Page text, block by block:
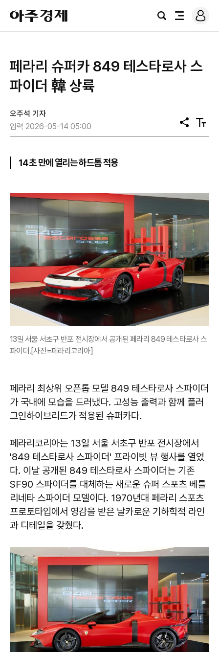
아
주
경
검
전
로
그
페라리 슈퍼카 849 테스타로사 스
파이더 韓 상륙
오주석 기자
입력 2026-05-14 05:00
공
유
텍
스
14초 만에 열리는 하드톱 적용
13일 서울 서초구 반포 전시장에서 공개된 페라리 849 테스타로사 스
파이더.[사진=페라리코리아]
페라리 최상위 오픈톱 모델 849 테스타로사 스파이더
가 국내에 모습을 드러냈다. 고성능 출력과 함께 플러
그인하이브리드가 적용된 슈퍼카다.
페라리코리아는 13일 서울 서초구 반포 전시장에서
'849 테스타로사 스파이더' 프라이빗 뷰 행사를 열었
다. 이날 공개된 849 테스타로사 스파이더는 기존
SF90 스파이더를 대체하는 새로운 슈퍼 스포츠 베를
리네타 스파이더 모델이다. 1970년대 페라리 스포츠
프로토타입에서 영감을 받은 날카로운 기하학적 라인
과 디테일을 갖췄다.